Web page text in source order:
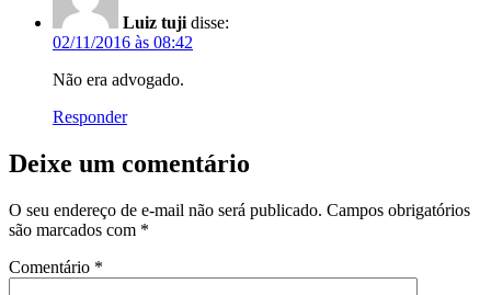
Luiz tuji disse:
02/11/2016 às 08:42
Não era advogado.
Responder
Deixe um comentário
O seu endereço de e-mail não será publicado. Campos obrigatórios
são marcados com *
Comentário *